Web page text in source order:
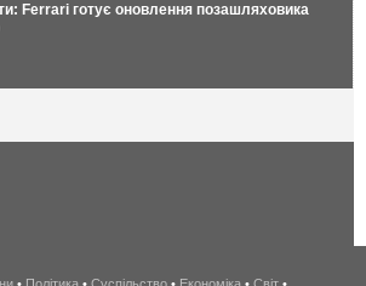
Ferrari готує оновлення позашляховика